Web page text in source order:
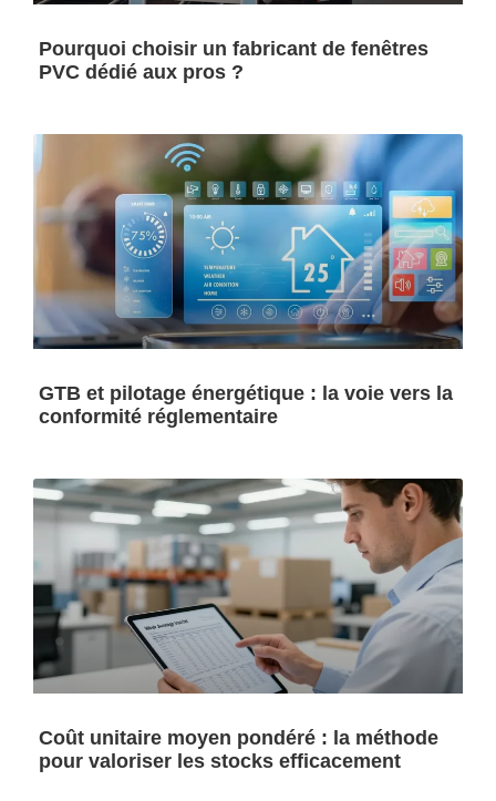
Pourquoi choisir un fabricant de fenêtres
PVC dédié aux pros ?
GTB et pilotage énergétique : la voie vers la
conformité réglementaire
Coût unitaire moyen pondéré : la méthode
pour valoriser les stocks efficacement